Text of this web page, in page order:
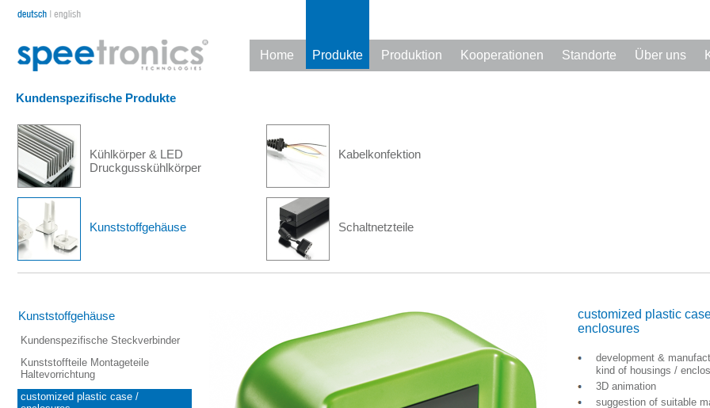
Home Produkte Produktion Kooperationen Standorte Über uns
Kundenspezifische Produkte
Kühlkörper & LED
Druckgusskühlkörper
Kabelkonfektion
Kunststoffgehäuse Schaltnetzteile
Kunststoffgehäuse
Kundenspezifische Steckverbinder
Kunststoffteile Montageteile
Haltevorrichtung
customized plastic case /
customized plastic
enclosures
development &
kind of housings /
3D animation
suggestion of suitable